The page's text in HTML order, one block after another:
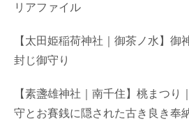
リアファイル
【太田姫稲荷神社｜御茶ノ水】御
封じ御守り
【素盞雄神社｜南千住】桃まつり
守とお賽銭に隠された古き良き奉